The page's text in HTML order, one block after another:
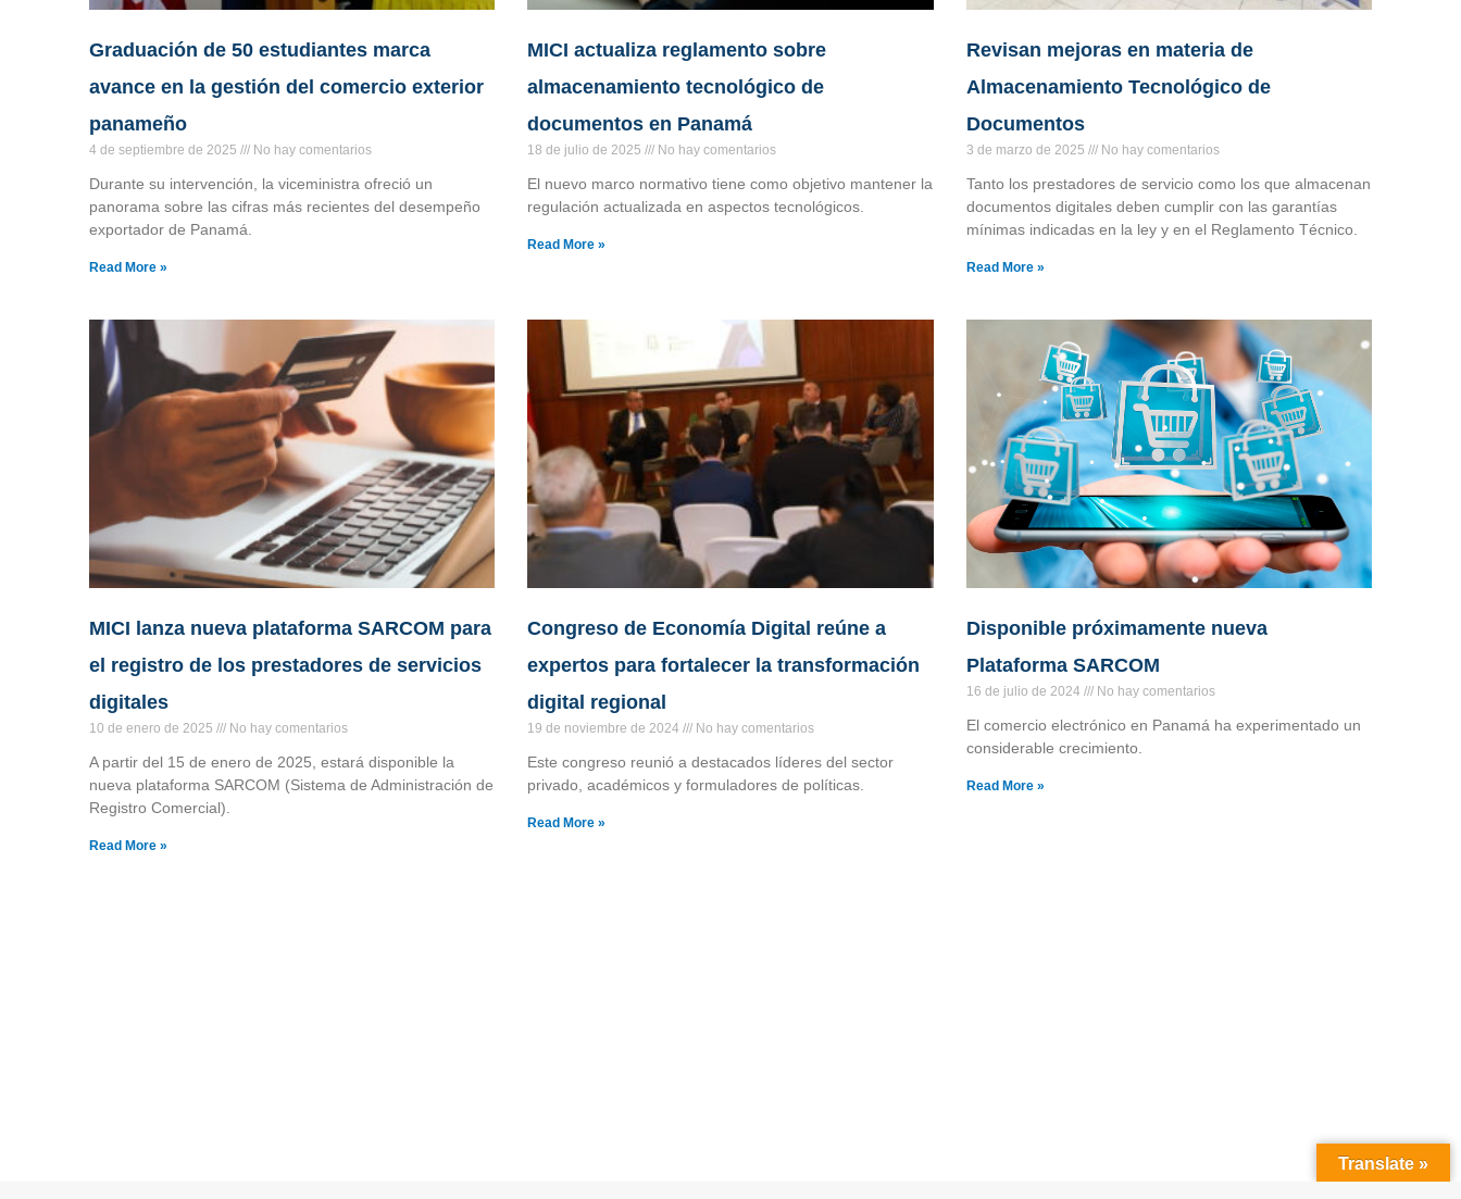
Graduación de 50 estudiantes marca
avance en la gestión del comercio exterior
panameño
4 de septiembre de 2025 No hay comentarios
Durante su intervención, la viceministra ofreció un
panorama sobre las cifras más recientes del desempeño
exportador de Panamá.
Read More »
MICI actualiza reglamento sobre
almacenamiento tecnológico de
documentos en Panamá
18 de julio de 2025 No hay comentarios
El nuevo marco normativo tiene como objetivo mantener la
regulación actualizada en aspectos tecnológicos.
Read More »
Revisan mejoras en materia de
Almacenamiento Tecnológico de
Documentos
3 de marzo de 2025 No hay comentarios
Tanto los prestadores de servicio como los que almacenan
documentos digitales deben cumplir con las garantías
mínimas indicadas en la ley y en el Reglamento Técnico.
Read More »
MICI lanza nueva plataforma SARCOM para
el registro de los prestadores de servicios
digitales
10 de enero de 2025 No hay comentarios
A partir del 15 de enero de 2025, estará disponible la
nueva plataforma SARCOM (Sistema de Administración de
Registro Comercial).
Read More »
Congreso de Economía Digital reúne a
expertos para fortalecer la transformación
digital regional
19 de noviembre de 2024 No hay comentarios
Este congreso reunió a destacados líderes del sector
privado, académicos y formuladores de políticas.
Read More »
Disponible próximamente nueva
Plataforma SARCOM
16 de julio de 2024 No hay comentarios
El comercio electrónico en Panamá ha experimentado un
considerable crecimiento.
Read More »
Translate »